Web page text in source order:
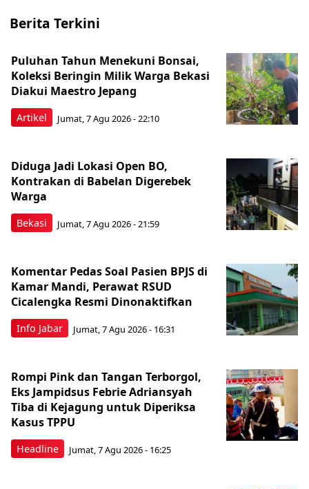
Berita Terkini
Artikel
Puluhan Tahun Menekuni Bonsai,
Koleksi Beringin Milik Warga Bekasi
Diakui Maestro Jepang
Jumat, 7 Agu 2026 - 22:10
Bekasi
Diduga Jadi Lokasi Open BO,
Kontrakan di Babelan Digerebek
Warga
Jumat, 7 Agu 2026 - 21:59
Info Jabar
Komentar Pedas Soal Pasien BPJS di
Kamar Mandi, Perawat RSUD
Cicalengka Resmi Dinonaktifkan
Jumat, 7 Agu 2026 - 16:31
Headline
Rompi Pink dan Tangan Terborgol,
Eks Jampidsus Febrie Adriansyah
Tiba di Kejagung untuk Diperiksa
Kasus TPPU
Jumat, 7 Agu 2026 - 16:25